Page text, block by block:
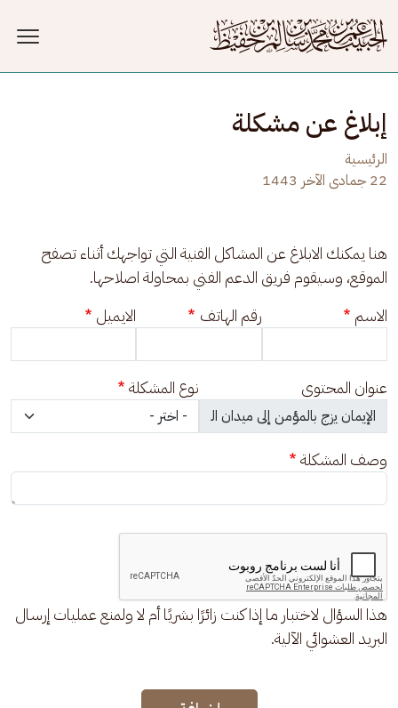
إبلاغ عن مشكلة
الرئيسية
22 جمادى الآخر 1443
هنا يمكنك الابلاغ عن المشاكل الفنية التي تواجهك أثناء تصفح
الموقع، وسيقوم فريق الدعم الفني بمحاولة اصلاحها.
الاسم
رقم الهاتف الايميل
عنوان المحتوى نوع المشكلة
وصف المشكلة
هذا السؤال لاختبار ما إذا كنت زائرًا بشريًا أم لا ولمنع عمليات إرسال
البريد العشوائي الآلية.